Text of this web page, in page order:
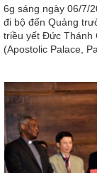
6g sáng ngày 06/7/
đi bộ đến Quảng
triều yết Đức Thánh
(Apostolic Palace,